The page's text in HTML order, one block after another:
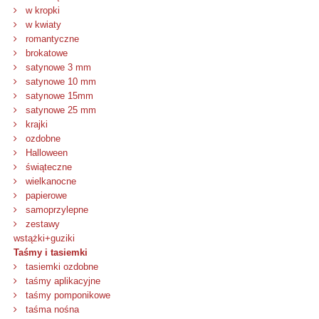
w kropki
w kwiaty
romantyczne
brokatowe
satynowe 3 mm
satynowe 10 mm
satynowe 15mm
satynowe 25 mm
krajki
ozdobne
Halloween
świąteczne
wielkanocne
papierowe
samoprzylepne
zestawy
wstążki+guziki
Taśmy i tasiemki
tasiemki ozdobne
taśmy aplikacyjne
taśmy pomponikowe
taśma nośna